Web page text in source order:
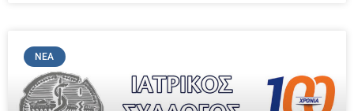
ΝΈΑ